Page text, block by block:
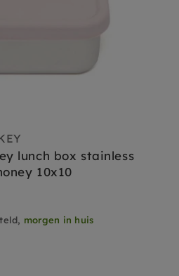
lunch box stainless
10x10
morgen in huis